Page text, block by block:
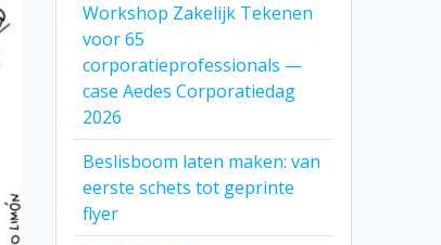
Workshop Zakelijk Tekenen
voor 65
corporatieprofessionals —
case Aedes Corporatiedag
2026
Beslisboom laten maken: van
eerste schets tot geprinte
flyer